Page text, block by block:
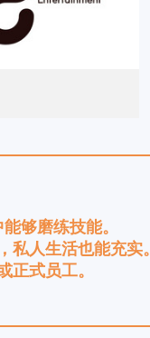
够磨练技能。
人生活也能充实。
正式员工。